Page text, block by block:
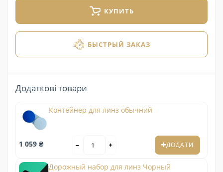
КУПИТЬ
БЫСТРЫЙ ЗАКАЗ
Додаткові товари
Контейнер для линз обычний
1 059 ₴ ДОДАТИ
Дорожный набор для линз Чорный